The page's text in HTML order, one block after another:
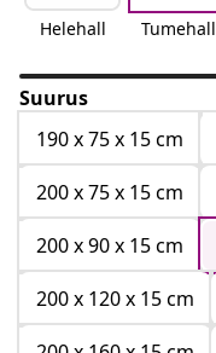
Helehall Tumehall
Suurus
190 x 75 x 15 cm
200 x 75 x 15 cm
200 x 90 x 15 cm
200 x 120 x 15 cm